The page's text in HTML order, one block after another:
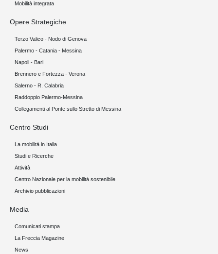
Mobilità integrata
Opere Strategiche
Terzo Valico - Nodo di Genova
Palermo - Catania - Messina
Napoli - Bari
Brennero e Fortezza - Verona
Salerno - R. Calabria
Raddoppio Palermo-Messina
Collegamenti al Ponte sullo Stretto di Messina
Centro Studi
La mobilità in Italia
Studi e Ricerche
Attività
Centro Nazionale per la mobilità sostenibile
Archivio pubblicazioni
Media
Comunicati stampa
La Freccia Magazine
News